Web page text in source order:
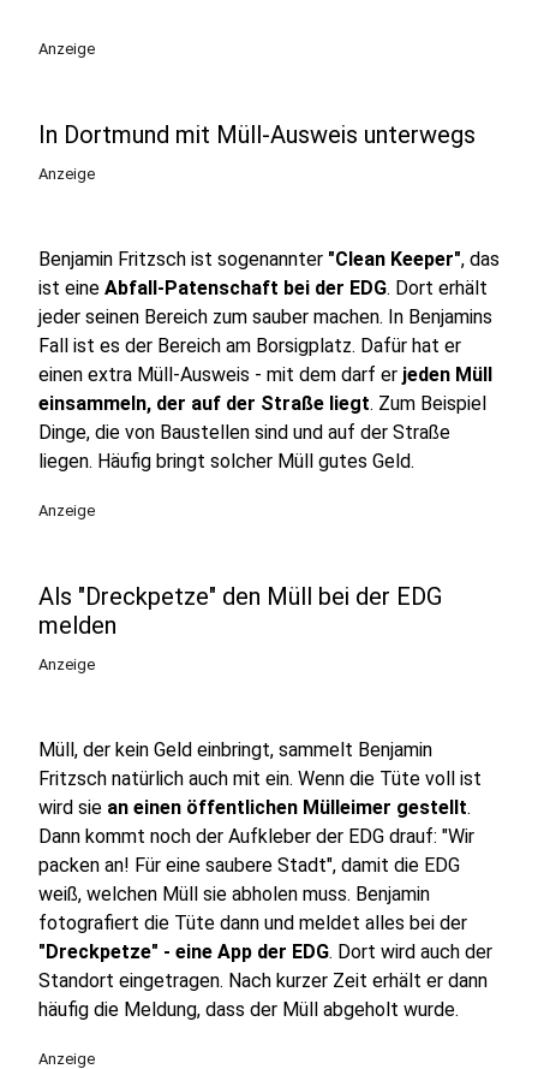
Anzeige
In Dortmund mit Müll-Ausweis unterwegs
Anzeige
Benjamin Fritzsch ist sogenannter "Clean Keeper", das
ist eine Abfall-Patenschaft bei der EDG. Dort erhält
jeder seinen Bereich zum sauber machen. In Benjamins
Fall ist es der Bereich am Borsigplatz. Dafür hat er
einen extra Müll-Ausweis - mit dem darf er jeden Müll
einsammeln, der auf der Straße liegt. Zum Beispiel
Dinge, die von Baustellen sind und auf der Straße
liegen. Häufig bringt solcher Müll gutes Geld.
Anzeige
Als "Dreckpetze" den Müll bei der EDG
melden
Anzeige
Müll, der kein Geld einbringt, sammelt Benjamin
Fritzsch natürlich auch mit ein. Wenn die Tüte voll ist
wird sie an einen öffentlichen Mülleimer gestellt.
Dann kommt noch der Aufkleber der EDG drauf: "Wir
packen an! Für eine saubere Stadt", damit die EDG
weiß, welchen Müll sie abholen muss. Benjamin
fotografiert die Tüte dann und meldet alles bei der
"Dreckpetze" - eine App der EDG. Dort wird auch der
Standort eingetragen. Nach kurzer Zeit erhält er dann
häufig die Meldung, dass der Müll abgeholt wurde.
Anzeige